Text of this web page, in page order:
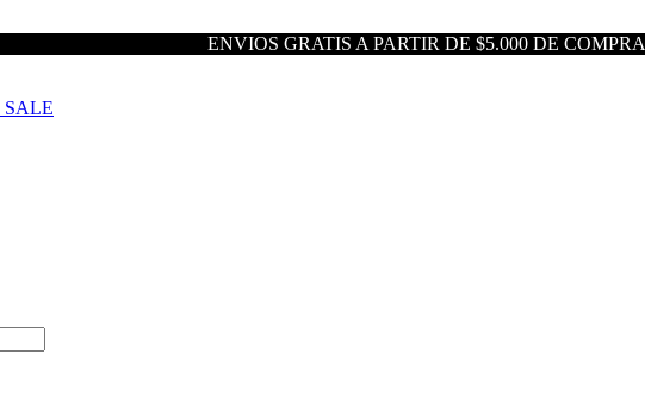
ENVIOS GRATIS A PARTIR DE $5.000 DE COMPRA
SALE